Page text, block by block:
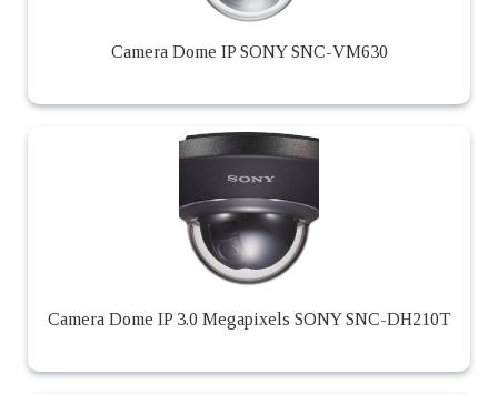
Camera Dome IP SONY SNC-VM630
Camera Dome IP 3.0 Megapixels SONY SNC-DH210T